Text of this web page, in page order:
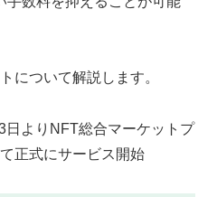
について解説します。
よりNFT総合マーケットプ
正式にサービス開始